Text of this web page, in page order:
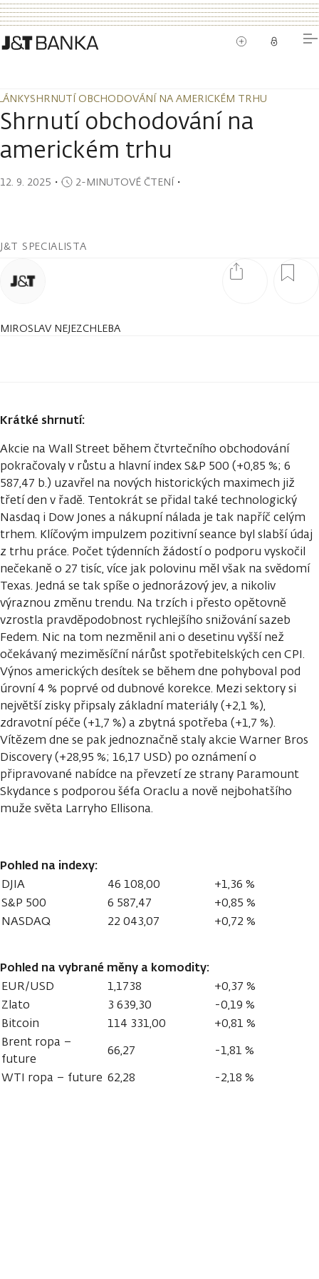
SHRNUTÍ OBCHODOVÁNÍ NA AMERICKÉM TRHU
SHRNUTÍ OBCHODOVÁNÍ NA AMERICKÉM TRHU
Shrnutí obchodování na
americkém trhu
12. 9. 2025 ・ 2-MINUTOVÉ ČTENÍ・
J&T SPECIALISTA
MIROSLAV NEJEZCHLEBA
Krátké shrnutí:
Akcie na Wall Street během čtvrtečního obchodování
pokračovaly v růstu a hlavní index S&P 500 (+0,85 %; 6
587,47 b.) uzavřel na nových historických maximech již
třetí den v řadě. Tentokrát se přidal také technologický
Nasdaq i Dow Jones a nákupní nálada je tak napříč celým
trhem. Klíčovým impulzem pozitivní seance byl slabší údaj
z trhu práce. Počet týdenních žádostí o podporu vyskočil
nečekaně o 27 tisíc, více jak polovinu měl však na svědomí
Texas. Jedná se tak spíše o jednorázový jev, a nikoliv
výraznou změnu trendu. Na trzích i přesto opětovně
vzrostla pravděpodobnost rychlejšího snižování sazeb
Fedem. Nic na tom nezměnil ani o desetinu vyšší než
očekávaný meziměsíční nárůst spotřebitelských cen CPI.
Výnos amerických desítek se během dne pohyboval pod
úrovní 4 % poprvé od dubnové korekce. Mezi sektory si
největší zisky připsaly základní materiály (+2,1 %),
zdravotní péče (+1,7 %) a zbytná spotřeba (+1,7 %).
Vítězem dne se pak jednoznačně staly akcie Warner Bros
Discovery (+28,95 %; 16,17 USD) po oznámení o
připravované nabídce na převzetí ze strany Paramount
Skydance s podporou šéfa Oraclu a nově nejbohatšího
muže světa Larryho Ellisona.
Pohled na indexy:
DJIA 46 108,00
+1,36 %
S&P 500
6 587,47
+0,85 %
NASDAQ
22 043,07 +0,72 %
Pohled na vybrané měny a komodity:
EUR/USD 1,1738
+0,37 %
Zlato
3 639,30
-0,19 %
Bitcoin
114 331,00
+0,81 %
Brent ropa –
future
66,27
-1,81 %
WTI ropa – future 62,28 -2,18 %